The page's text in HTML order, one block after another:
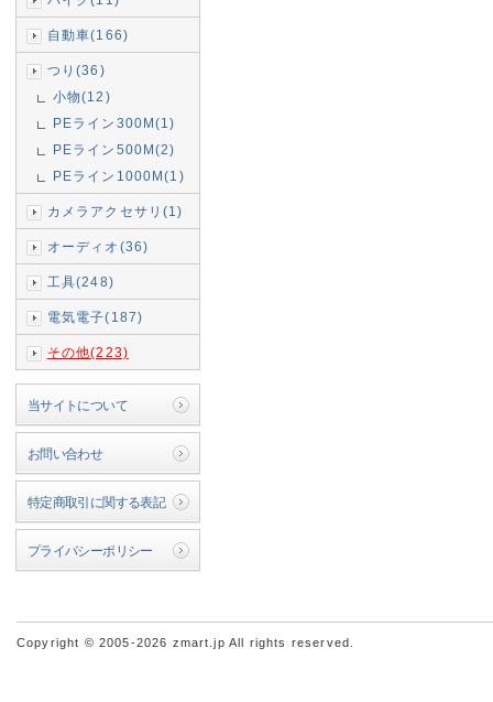
自動車(166)
つり(36)
小物(12)
PEライン300M(1)
PEライン500M(2)
PEライン1000M(1)
カメラアクセサリ(1)
オーディオ(36)
工具(248)
電気電子(187)
その他(223)
当サイトについて
お問い合わせ
特定商取引に関する表記
プライバシーポリシー
Copyright © 2005-2026 zmart.jp All rights reserved.